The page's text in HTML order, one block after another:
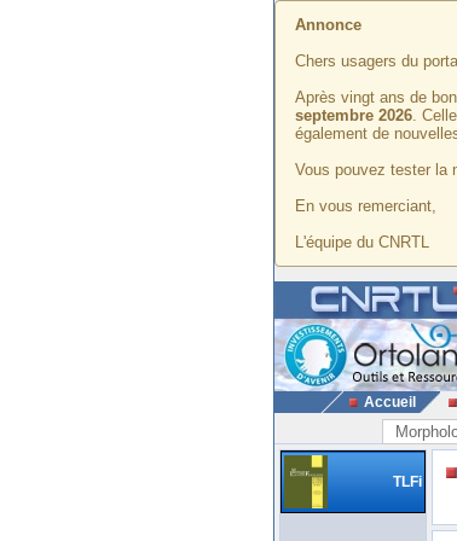
Annonce
Chers usagers du
Après vingt ans de
septembre 2026.
également de
Vous pouvez tester la
En vous remerciant,
L'équipe du CNRTL
Accueil
TLFi